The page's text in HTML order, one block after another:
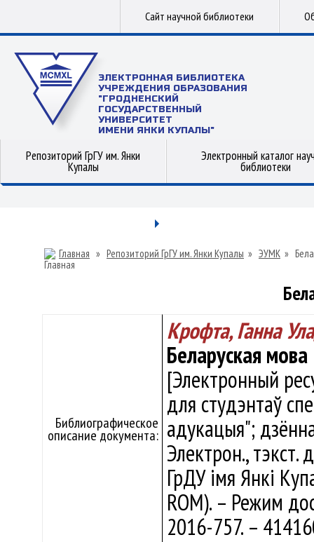
Сайт научной библиотеки
ЭЛЕКТРОННАЯ БИБЛИОТЕКА
УЧРЕЖДЕНИЯ ОБРАЗОВАНИЯ
"ГРОДНЕНСКИЙ
ГОСУДАРСТВЕННЫЙ
УНИВЕРСИТЕТ
ИМЕНИ ЯНКИ КУПАЛЫ"
Репозиторий ГрГУ им. Янки
Купалы
Электронный каталог
библиотеки
Главная » Репозиторий ГрГУ им. Янки Купалы » ЭУМК »
Библиографическое
описание документа:
Крофта, Ганна
Беларуская мова
[Электронный
для студэнтаў
адукацыя";
Электрон.,
ГрДУ імя Янкі
ROM). – Режим
2016-757. –